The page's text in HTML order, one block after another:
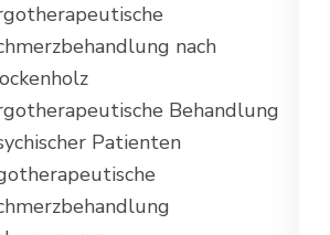
nach
Behandlung
Patienten